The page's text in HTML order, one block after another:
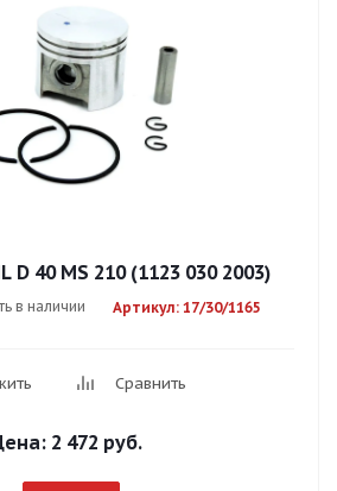
40 MS 210 (1123 030 2003)
в наличии Артикул: 17/30/1165
Сравнить
2 472 руб.